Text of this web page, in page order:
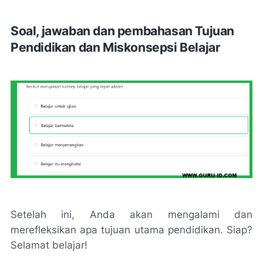
Soal, jawaban dan pembahasan Tujuan
Pendidikan dan Miskonsepsi Belajar
Setelah ini, Anda akan mengalami dan
merefleksikan apa tujuan utama pendidikan. Siap?
Selamat belajar!